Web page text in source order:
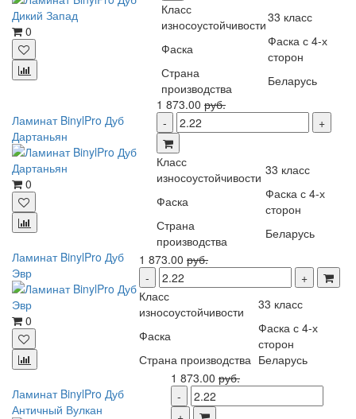
0
Класс
износоустойчивости33 класс
Фаска
Фаска с 4-х
сторон
Страна
производства
Беларусь
Ламинат BinylPro Дуб
Дартаньян
0
1 873.00 руб.
Класс
износоустойчивости 33 класс
Фаска
Фаска с 4-х
сторон
Страна
производства
Беларусь
Ламинат BinylPro Дуб
Эвр
0
1 873.00 руб.
Класс
износоустойчивости
33 класс
Фаска
Фаска с 4-х
сторон
Страна производства Беларусь
Ламинат BinylPro Дуб
Античный Вулкан
1 873.00 руб.